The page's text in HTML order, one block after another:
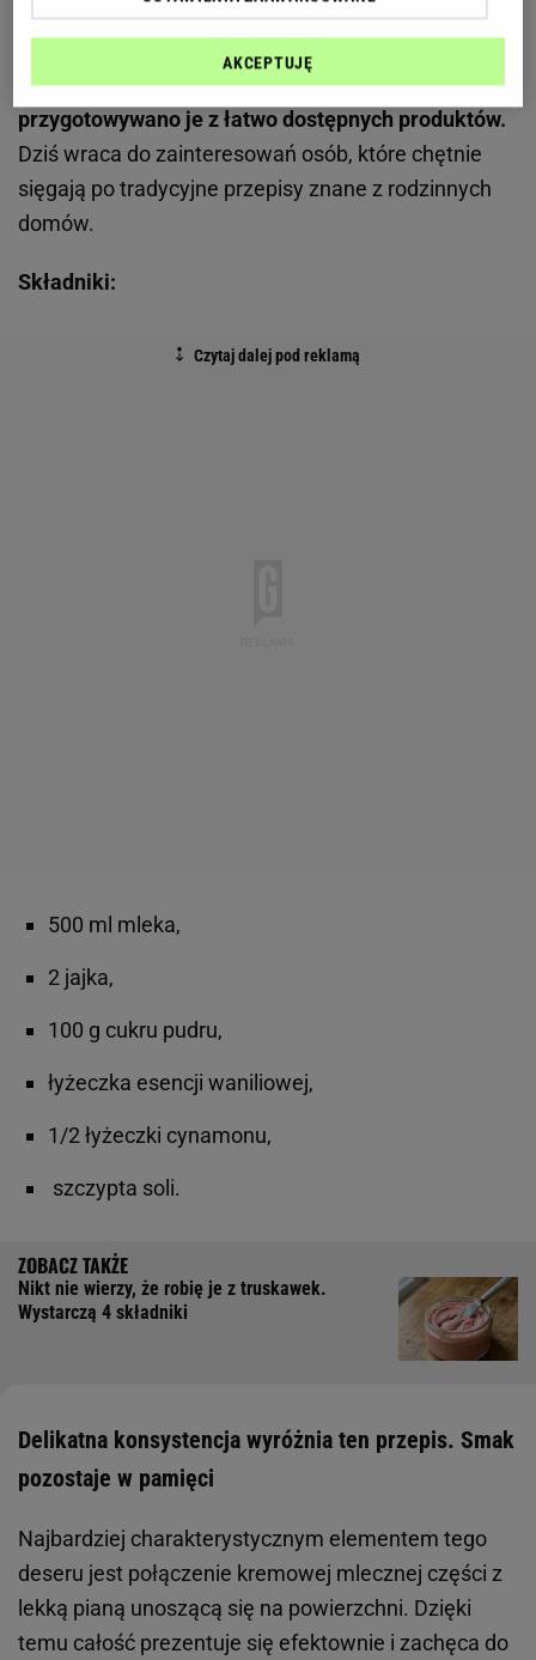
podobne receptury, jednak w Polsce najbardziej
często pojawiało się w czasach PRL-u, gdy
przygotowywano je z łatwo dostępnych produktów.
Dziś wraca do zainteresowań osób, które chętnie
sięgają po tradycyjne przepisy znane z rodzinnych
domów.
Składniki:
500 ml mleka,
2 jajka,
100 g cukru pudru,
łyżeczka esencji waniliowej,
1/2 łyżeczki cynamonu,
szczypta soli.
Nikt nie wierzy, że robię je z truskawek.
Wystarczą 4 składniki
Delikatna konsystencja wyróżnia ten przepis. Smak
pozostaje w pamięci
Najbardziej charakterystycznym elementem tego
deseru jest połączenie kremowej mlecznej części z
lekką pianą unoszącą się na powierzchni. Dzięki
temu całość prezentuje się efektownie i zachęca do
AKCEPTUJĘ